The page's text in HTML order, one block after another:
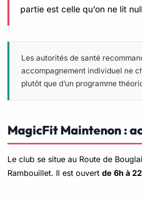
partie est celle qu’on ne lit
Les autorités de santé
accompagnement individuel ne
plutôt que d’un programme
MagicFit Maintenon :
Le club se situe au Route de
Rambouillet. Il est ouvert de 6h à